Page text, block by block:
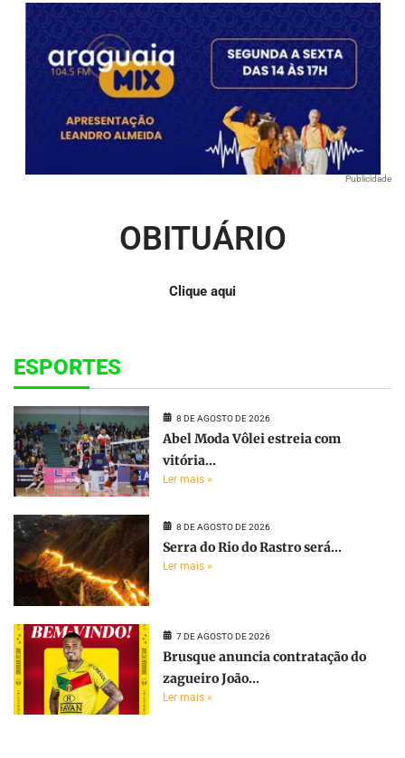
Publicidade
OBITUÁRIO
Clique aqui
ESPORTES
8 DE AGOSTO DE 2026
Abel Moda Vôlei estreia com
vitória...
Ler mais »
8 DE AGOSTO DE 2026
Serra do Rio do Rastro será...
Ler mais »
7 DE AGOSTO DE 2026
Brusque anuncia contratação do
zagueiro João...
Ler mais »